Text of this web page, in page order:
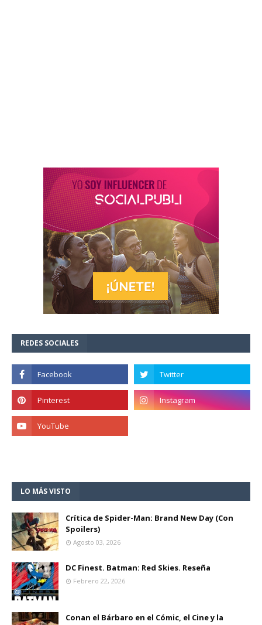
REDES SOCIALES
LO MÁS VISTO
Crítica de Spider-Man: Brand New Day (Con
Spoilers)
Agosto 03, 2026
DC Finest. Batman: Red Skies. Reseña
Febrero 22, 2026
Conan el Bárbaro en el Cómic, el Cine y la